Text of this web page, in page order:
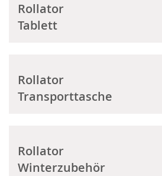
Rollator
Tablett
Rollator
Transporttasche
Rollator
Winterzubehör